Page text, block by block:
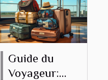
Guide du
Voyageur: